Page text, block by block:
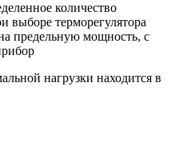
количество
выборе терморегулятора
предельную мощность, с
нагрузки находится в